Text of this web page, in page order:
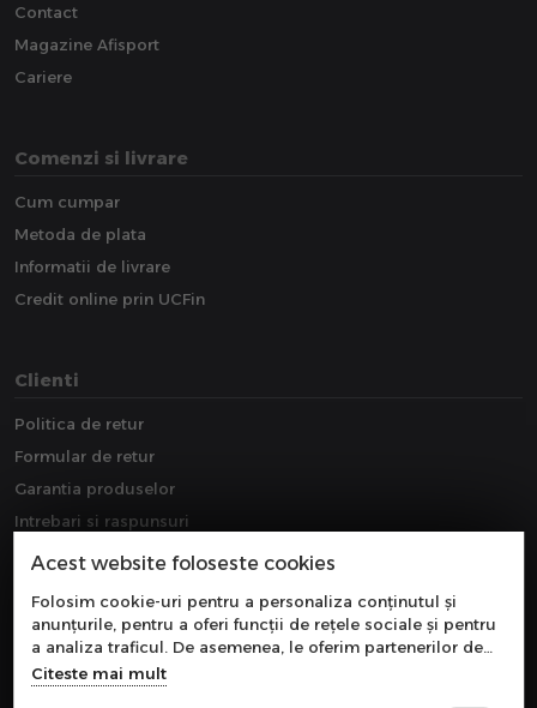
Contact
Magazine Afisport
Cariere
Comenzi si livrare
Cum cumpar
Metoda de plata
Informatii de livrare
Credit online prin UCFin
Clienti
Politica de retur
Formular de retur
Garantia produselor
Intrebari si raspunsuri
Downloads
Acest website foloseste cookies
Folosim cookie-uri pentru a personaliza conținutul și
anunțurile, pentru a oferi funcții de rețele sociale și pentru
a analiza traficul. De asemenea, le oferim partenerilor de
rețele sociale, de publicitate și de analize informații cu
privire la modul în care folosiți site-ul nostru. Aceștia le
Citeste mai mult